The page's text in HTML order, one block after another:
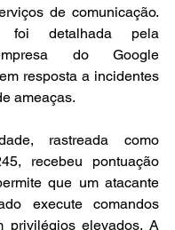
de comunicação.
foi detalhada pela
do Google
resposta a incidentes
ameaças.
rastreada como
recebeu pontuação
que um atacante
execute comandos
privilégios elevados. A